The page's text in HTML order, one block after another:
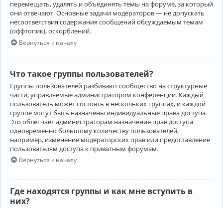
перемещать, удалять и объединять темы на форуме, за который
они отвечают. Основные задачи модераторов — не допускать
несоответствия содержания сообщений обсуждаемым темам
(оффтопик), оскорблений.
Вернуться к началу
Что такое группы пользователей?
Группы пользователей разбивают сообщество на структурные
части, управляемые администратором конференции. Каждый
пользователь может состоять в нескольких группах, и каждой
группе могут быть назначены индивидуальные права доступа.
Это облегчает администраторам назначение прав доступа
одновременно большому количеству пользователей,
например, изменение модераторских прав или предоставление
пользователям доступа к приватным форумам.
Вернуться к началу
Где находятся группы и как мне вступить в
них?